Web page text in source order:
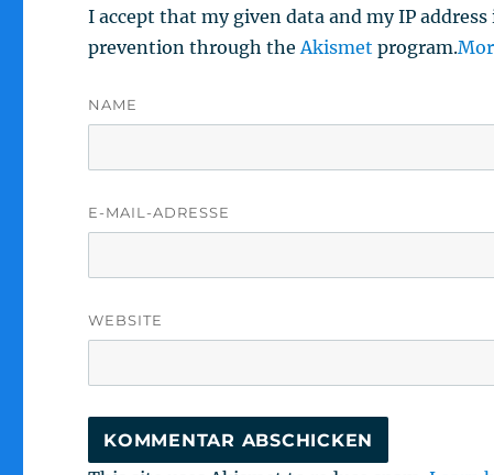
I accept that my given data and my IP
prevention through theAkismet program.
NAME
E-MAIL-ADRESSE
WEBSITE